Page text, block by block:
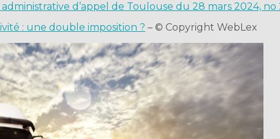
d’appel de Toulouse du 28 mars 2024, no
: une double imposition ? – © Copyright WebLex